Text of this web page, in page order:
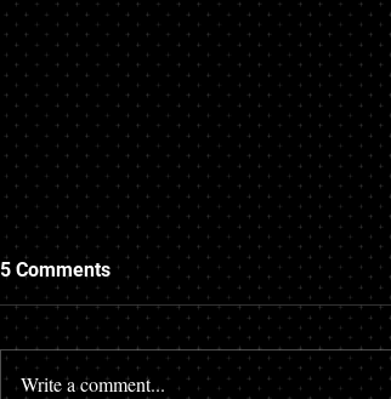
5 Comments
Write a comment...